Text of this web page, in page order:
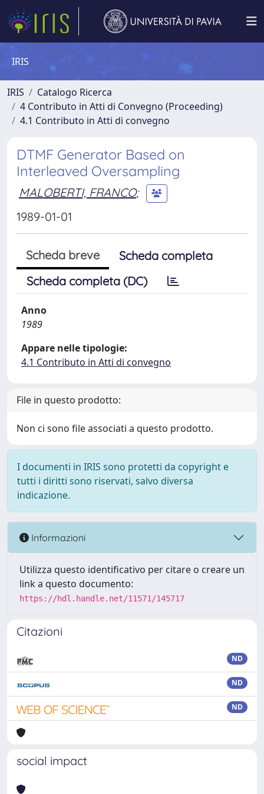
IRIS
IRIS
Catalogo Ricerca
4 Contributo in Atti di Convegno (Proceeding)
4.1 Contributo in Atti di convegno
DTMF Generator Based on
Interleaved Oversampling
MALOBERTI, FRANCO;
1989-01-01
Scheda breve
Scheda completa
Scheda completa (DC)
Anno
1989
Appare nelle tipologie:
4.1 Contributo in Atti di convegno
File in questo prodotto:
Non ci sono file associati a questo prodotto.
I documenti in IRIS sono protetti da copyright e
tutti i diritti sono riservati, salvo diversa
indicazione.
Informazioni
Utilizza questo identificativo per citare o creare un
link a questo documento:
https://hdl.handle.net/11571/145717
Citazioni
ND
ND
ND
social impact